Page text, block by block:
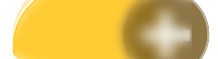
合約指南